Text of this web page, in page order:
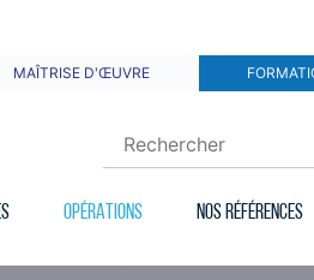
OPÉRATIONS NOS RÉFÉRENCES